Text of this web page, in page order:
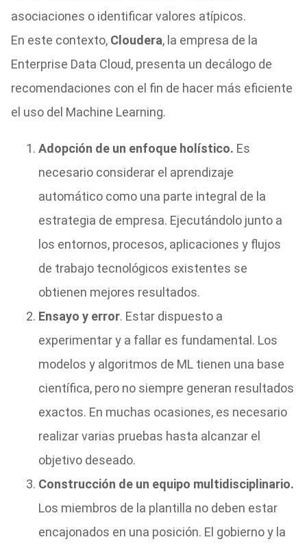
asociaciones o identificar valores atípicos.
En este contexto, Cloudera, la empresa de la
Enterprise Data Cloud, presenta un decálogo de
recomendaciones con el fin de hacer más eficiente
el uso del Machine Learning.
Adopción de un enfoque holístico. Es
necesario considerar el aprendizaje
automático como una parte integral de la
estrategia de empresa. Ejecutándolo junto a
los entornos, procesos, aplicaciones y flujos
de trabajo tecnológicos existentes se
obtienen mejores resultados.
Ensayo y error. Estar dispuesto a
experimentar y a fallar es fundamental. Los
modelos y algoritmos de ML tienen una base
científica, pero no siempre generan resultados
exactos. En muchas ocasiones, es necesario
realizar varias pruebas hasta alcanzar el
objetivo deseado.
Construcción de un equipo multidisciplinario.
Los miembros de la plantilla no deben estar
encajonados en una posición. El gobierno y la